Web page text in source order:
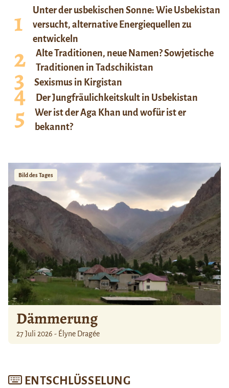
Unter der usbekischen Sonne: Wie Usbekistan
versucht, alternative Energiequellen zu
entwickeln
Alte Traditionen, neue Namen? Sowjetische
Traditionen in Tadschikistan
Sexismus in Kirgistan
Der Jungfräulichkeitskult in Usbekistan
Wer ist der Aga Khan und wofür ist er
bekannt?
Bild des Tages
Dämmerung
27 Juli 2026 - Élyne Dragée
ENTSCHLÜSSELUNG